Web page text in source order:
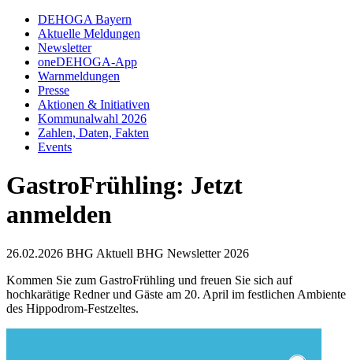
DEHOGA Bayern
Aktuelle Meldungen
Newsletter
oneDEHOGA-App
Warnmeldungen
Presse
Aktionen & Initiativen
Kommunalwahl 2026
Zahlen, Daten, Fakten
Events
GastroFrühling: Jetzt
anmelden
26.02.2026 BHG Aktuell BHG Newsletter 2026
Kommen Sie zum GastroFrühling und freuen Sie sich auf
hochkarätige Redner und Gäste am 20. April im festlichen Ambiente
des Hippodrom-Festzeltes.